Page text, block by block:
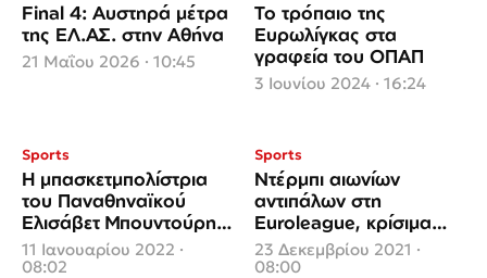
Final 4: Αυστηρά μέτρα
της ΕΛ.ΑΣ. στην Αθήνα
21 Μαΐου 2026 · 10:45
Το τρόπαιο της
Ευρωλίγκας στα
γραφεία του ΟΠΑΠ
3 Ιουνίου 2024 · 16:24
Sports
Η μπασκετμπολίστρια
του Παναθηναϊκού
Ελισάβετ Μπουντούρη
στο πρώτο ΟΠΑΠ
GAME TIME ΜΠΑΣΚΕΤ
11 Ιανουαρίου 2022 ·
08:02
Sports
Ντέρμπι αιωνίων
αντιπάλων στη
Euroleague, κρίσιμα
παιχνίδια στο Κύπελλο
Ελλάδας
23 Δεκεμβρίου 2021 ·
08:00